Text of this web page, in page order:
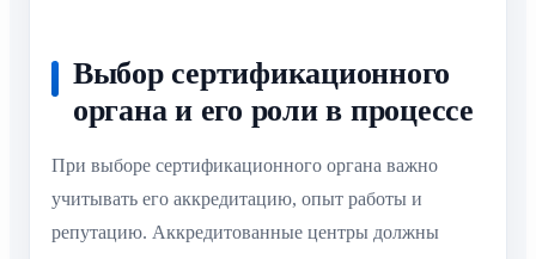
Выбор сертификационного
органа и его роли в процессе
При выборе сертификационного органа важно
учитывать его аккредитацию, опыт работы и
репутацию. Аккредитованные центры должны